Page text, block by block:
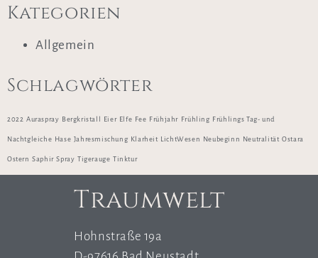
Kategorien
Allgemein
Schlagwörter
2022 Auraspray Bergkristall Eier Elfe Fee Frühjahr Frühling Frühlings Tag- und
Nachtgleiche Hase Jahresmischung Klarheit LichtWesen Neubeginn Neutralität Ostara
Ostern Saphir Spray Tigerauge Tinktur
Traumwelt
Hohnstraße 19a